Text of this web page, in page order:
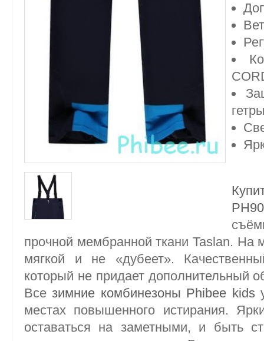
прочной мембранной ткани Taslan. На
мягкой и не «дубеет».
который не придает дополнительный
Всезимние комбинезоны Phibee kids
местах повышенного истирания.
оставаться на заметными, и быть